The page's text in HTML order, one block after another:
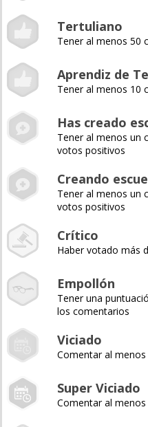
Tertuliano
Tener al menos 50
Aprendiz de
Tener al menos 10
Has creado
Tener al menos un
votos positivos
Creando
Tener al menos un
votos positivos
Crítico
Haber votado más
Empollón
Tener una
los comentarios
Viciado
Comentar al
Super Viciado
Comentar al